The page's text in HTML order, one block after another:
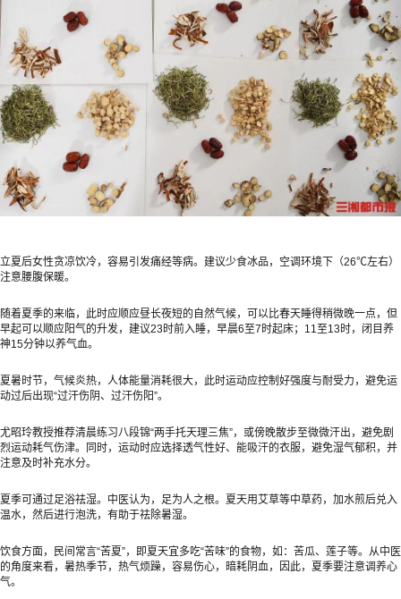
立夏后女性贪凉饮冷，容易引发痛经等病。建议少食冰品，空调环境下（26℃左右）
注意腰腹保暖。
随着夏季的来临，此时应顺应昼长夜短的自然气候，可以比春天睡得稍微晚一点，但
早起可以顺应阳气的升发，建议23时前入睡，早晨6至7时起床；11至13时，闭目养
神15分钟以养气血。
夏暑时节，气候炎热，人体能量消耗很大，此时运动应控制好强度与耐受力，避免运
动过后出现“过汗伤阴、过汗伤阳”。
尤昭玲教授推荐清晨练习八段锦“两手托天理三焦”，或傍晚散步至微微汗出，避免剧
烈运动耗气伤津。同时，运动时应选择透气性好、能吸汗的衣服，避免湿气郁积，并
注意及时补充水分。
夏季可通过足浴祛湿。中医认为，足为人之根。夏天用艾草等中草药，加水煎后兑入
温水，然后进行泡洗，有助于祛除暑湿。
饮食方面，民间常言“苦夏”，即夏天宜多吃“苦味”的食物，如：苦瓜、莲子等。从中医
的角度来看，暑热季节，热气烦躁，容易伤心，暗耗阴血，因此，夏季要注意调养心
气。